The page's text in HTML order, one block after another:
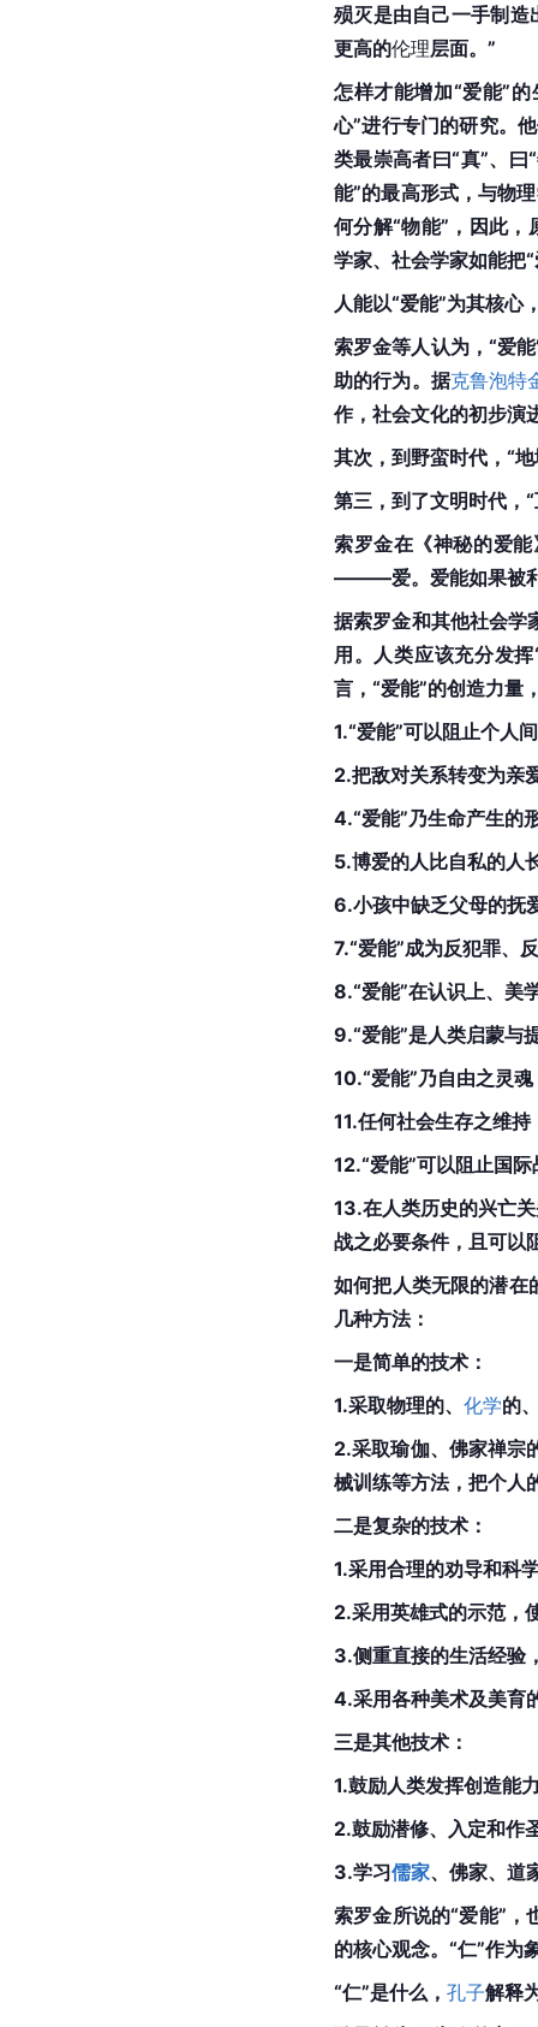
殒灭是由自己一手制造
更高的伦理层面。”
怎样才能增加“爱能”
心”进行专门的研究。
类最崇高者曰“真”、曰
能”的最高形式，与物
何分解“物能”，因此
学家、社会学家如能把
人能以“爱能”为其核心
索罗金等人认为，“爱
助的行为。据克鲁泡特
作，社会文化的初步演
其次，到野蛮时代，“
第三，到了文明时代，
索罗金在《神秘的爱
———爱。爱能如果被利
据索罗金和其他社会学
用。人类应该充分发
言，“爱能”的创造力量
1.“爱能”可以阻止个人
2.把敌对关系转变为亲
4.“爱能”乃生命产生的
5.博爱的人比自私的人
6.小孩中缺乏父母的抚
7.“爱能”成为反犯罪、
8.“爱能”在认识上、美
9.“爱能”是人类启蒙与
10.“爱能”乃自由之灵
11.任何社会生存之维
12.“爱能”可以阻止国际
13.在人类历史的兴亡
战之必要条件，且可以
如何把人类无限的潜在
几种方法：
一是简单的技术：
1.采取物理的、 化学的
2.采取瑜伽、佛家禅宗
械训练等方法，把个人
二是复杂的技术：
1.采用合理的劝导和科
2.采用英雄式的示范，
3.侧重直接的生活经验
4.采用各种美术及美育
三是其他技术：
1.鼓励人类发挥创造能
2.鼓励潜修、入定和作
3.学习儒家、佛家、道
索罗金所说的“爱能”，
的核心观念。“仁”作为
“仁”是什么， 孔子解释